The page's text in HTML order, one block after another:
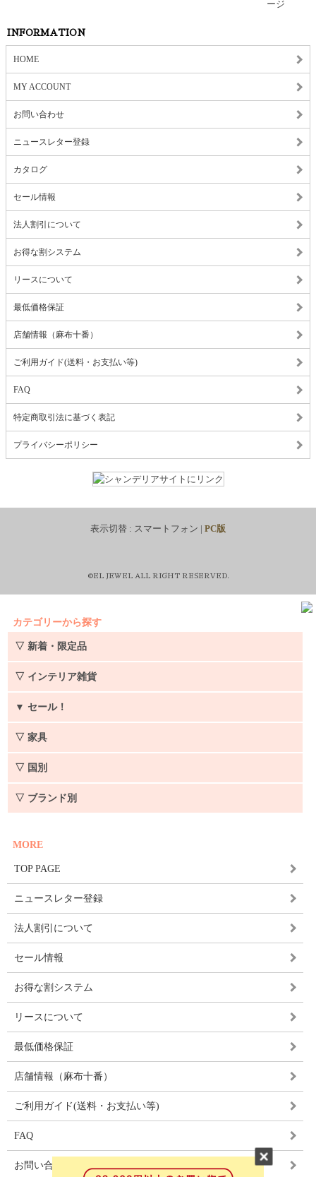
INFORMATION
HOME
MY ACCOUNT
お問い合わせ
ニュースレター登録
カタログ
セール情報
法人割引について
お得な割システム
リースについて
最低価格保証
店舗情報（麻布十番）
ご利用ガイド(送料・お支払い等)
FAQ
特定商取引法に基づく表記
プライバシーポリシー
表示切替 : スマートフォン | PC版
©EL JEWEL ALL RIGHT RESERVED.
カテゴリーから探す
▽ 新着・限定品
▽ インテリア雑貨
▼ セール！
▽ 家具
▽ 国別
▽ ブランド別
MORE
TOP PAGE
ニュースレター登録
法人割引について
セール情報
お得な割システム
リースについて
最低価格保証
店舗情報（麻布十番）
ご利用ガイド(送料・お支払い等)
FAQ
お問い合わせ